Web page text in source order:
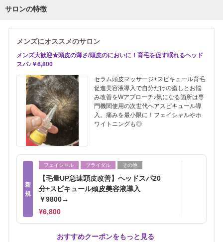
サロンの特徴
メンズにオススメのサロン
メンズ大歓迎★頭皮の薄さ/頭皮のにおいに！育毛を促す眠れるヘッド
スパ♪￥6,800
セラム頭皮マッサージ+スピキュール育毛
促進美容液導入で自分だけの癒しとお悩
み改善をWアプローチ♪気になる箇所は専
門機関使用の次世代ヘアスピキュール導
入。痛みを最小限に！フェイシャルやホ
ワイトニングも◎
新
規
フェイシャル ブライダル その他
【毛量UP急速頭皮改善】ヘッドスパ20
分+スピキュール頭皮美容液導入
￥9800→
¥6,800
おすすめクーポンをもっと見る